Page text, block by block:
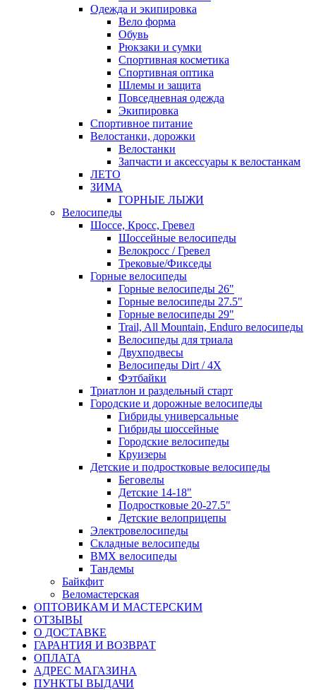
Одежда и экипировка
Вело форма
Обувь
Рюкзаки и сумки
Спортивная косметика
Спортивная оптика
Шлемы и защита
Повседневная одежда
Экипировка
Спортивное питание
Велостанки, дорожки
Велостанки
Запчасти и аксессуары к велостанкам
ЛЕТО
ЗИМА
ГОРНЫЕ ЛЫЖИ
Велосипеды
Шоссе, Кросс, Гревел
Шоссейные велосипеды
Велокросс / Гревел
Трековые/Фикседы
Горные велосипеды
Горные велосипеды 26"
Горные велосипеды 27.5"
Горные велосипеды 29"
Trail, All Mountain, Enduro велосипеды
Велосипеды для триала
Двухподвесы
Велосипеды Dirt / 4X
Фэтбайки
Триатлон и раздельный старт
Городские и дорожные велосипеды
Гибриды универсальные
Гибриды шоссейные
Городские велосипеды
Круизеры
Детские и подростковые велосипеды
Беговелы
Детские 14-18"
Подростковые 20-27.5"
Детские велоприцепы
Электровелосипеды
Складные велосипеды
BMX велосипеды
Тандемы
Байкфит
Веломастерская
ОПТОВИКАМ И МАСТЕРСКИМ
ОТЗЫВЫ
О ДОСТАВКЕ
ГАРАНТИЯ И ВОЗВРАТ
ОПЛАТА
АДРЕС МАГАЗИНА
ПУНКТЫ ВЫДАЧИ